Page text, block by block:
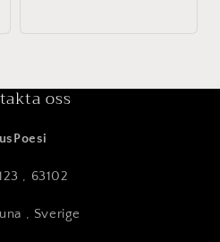
oss
, 63102
, Sverige